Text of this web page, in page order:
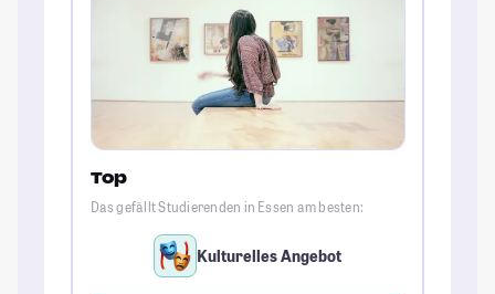
Top
Das gefällt Studierenden in Essen am besten:
Kulturelles Angebot